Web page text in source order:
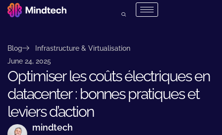
Blog
Infrastructure & Virtualisation
June 24, 2025
Optimiser les coûts électriques en
datacenter : bonnes pratiques et
leviers d’action
mindtech